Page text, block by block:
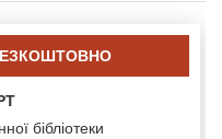
бібліотеки